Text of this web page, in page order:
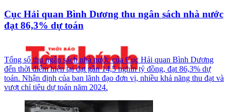
Cục Hải quan Bình Dương thu ngân sách nhà nước
đạt 86,3% dự toán
Tổng số thu ngân sách nhà nước của Cục Hải quan Bình Dương
đến thời điểm hiện tại đạt gần 14,5 nghìn tỷ đồng, đạt 86,3% dự
toán. Nhận định của ban lãnh đạo đơn vị, nhiều khả năng thu đạt và
vượt chỉ tiêu dự toán năm 2024.